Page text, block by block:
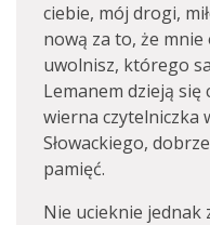
ciebie, mój drogi,
nową za to, że mnie
uwolnisz, którego
Lemanem dzieją się
wierna czytelniczka
Słowackiego,
pamięć.
Nie ucieknie jednak